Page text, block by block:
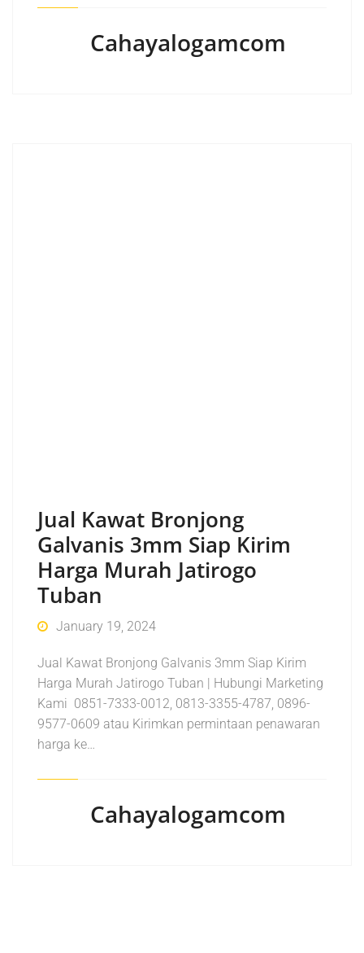
Cahayalogamcom
Jual Kawat Bronjong
Galvanis 3mm Siap Kirim
Harga Murah Jatirogo
Tuban
January 19, 2024
Jual Kawat Bronjong Galvanis 3mm Siap Kirim
Harga Murah Jatirogo Tuban | Hubungi Marketing
Kami 0851-7333-0012, 0813-3355-4787, 0896-
9577-0609 atau Kirimkan permintaan penawaran
harga ke…
Cahayalogamcom